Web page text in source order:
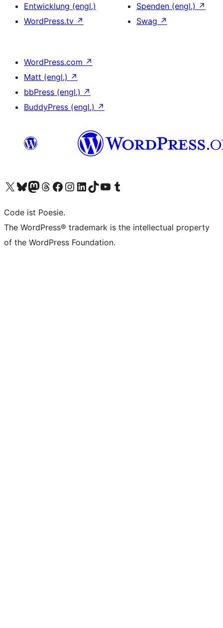
Entwicklung (engl.)
WordPress.tv ↗
Spenden (engl.) ↗
Swag ↗
WordPress.com ↗
Matt (engl.) ↗
bbPress (engl.) ↗
BuddyPress (engl.) ↗
Das X-Konto (früher Twitter) von WordPress.org besuchen
Das Bluesky-Konto von WordPress.org besuchen
Das Mastodon-Konto von WordPress.org besuchen
Das Threads-Konto von WordPress.org besuchen
Die Facebook-Seite von WordPress.org besuchen
Das Instagram-Konto von WordPress.org besuchen
Das LinkedIn-Konto von WordPress.org besuchen
Das TikTok-Konto von WordPress.org besuchen
Den YouTube-Kanal von WordPress.org besuchen
Das Tumblr-Konto von WordPress.org besuchen
Code ist Poesie.
The WordPress® trademark is the intellectual property
of the WordPress Foundation.